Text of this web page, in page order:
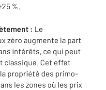
%.
: Le
zéro augmente la part
intérêts, ce qui peut
classique. Cet effet
propriété des primo-
les zones où les prix